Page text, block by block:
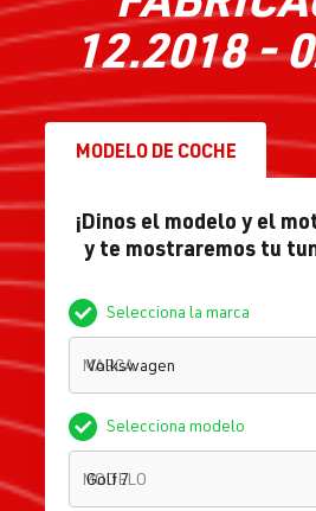
12.2018 -
MODELO DE COCHE
¡Dinos el modelo y el
y te mostraremos tu
Selecciona la marca
MARCA
Selecciona modelo
MODELO